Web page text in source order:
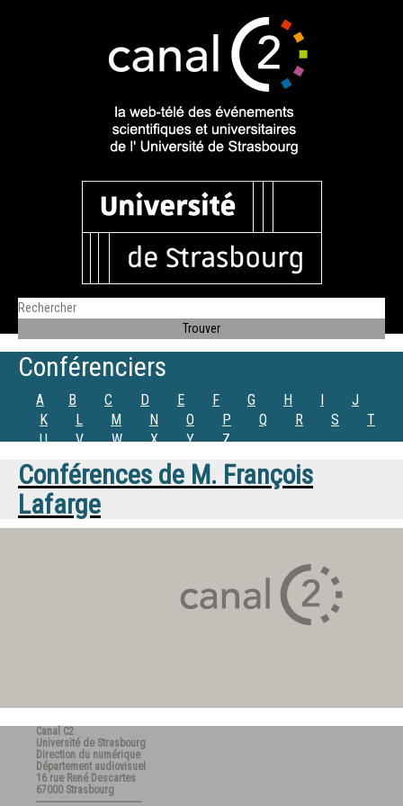
Conférenciers
A B C D E F G H I
J
K
L M N O P Q R S
T
U
V W X Y Z
Conférences de M. François
Lafarge
Canal C2
Université de Strasbourg
Direction du numérique
Département audiovisuel
16 rue René Descartes
67000 Strasbourg
---------------------------------------